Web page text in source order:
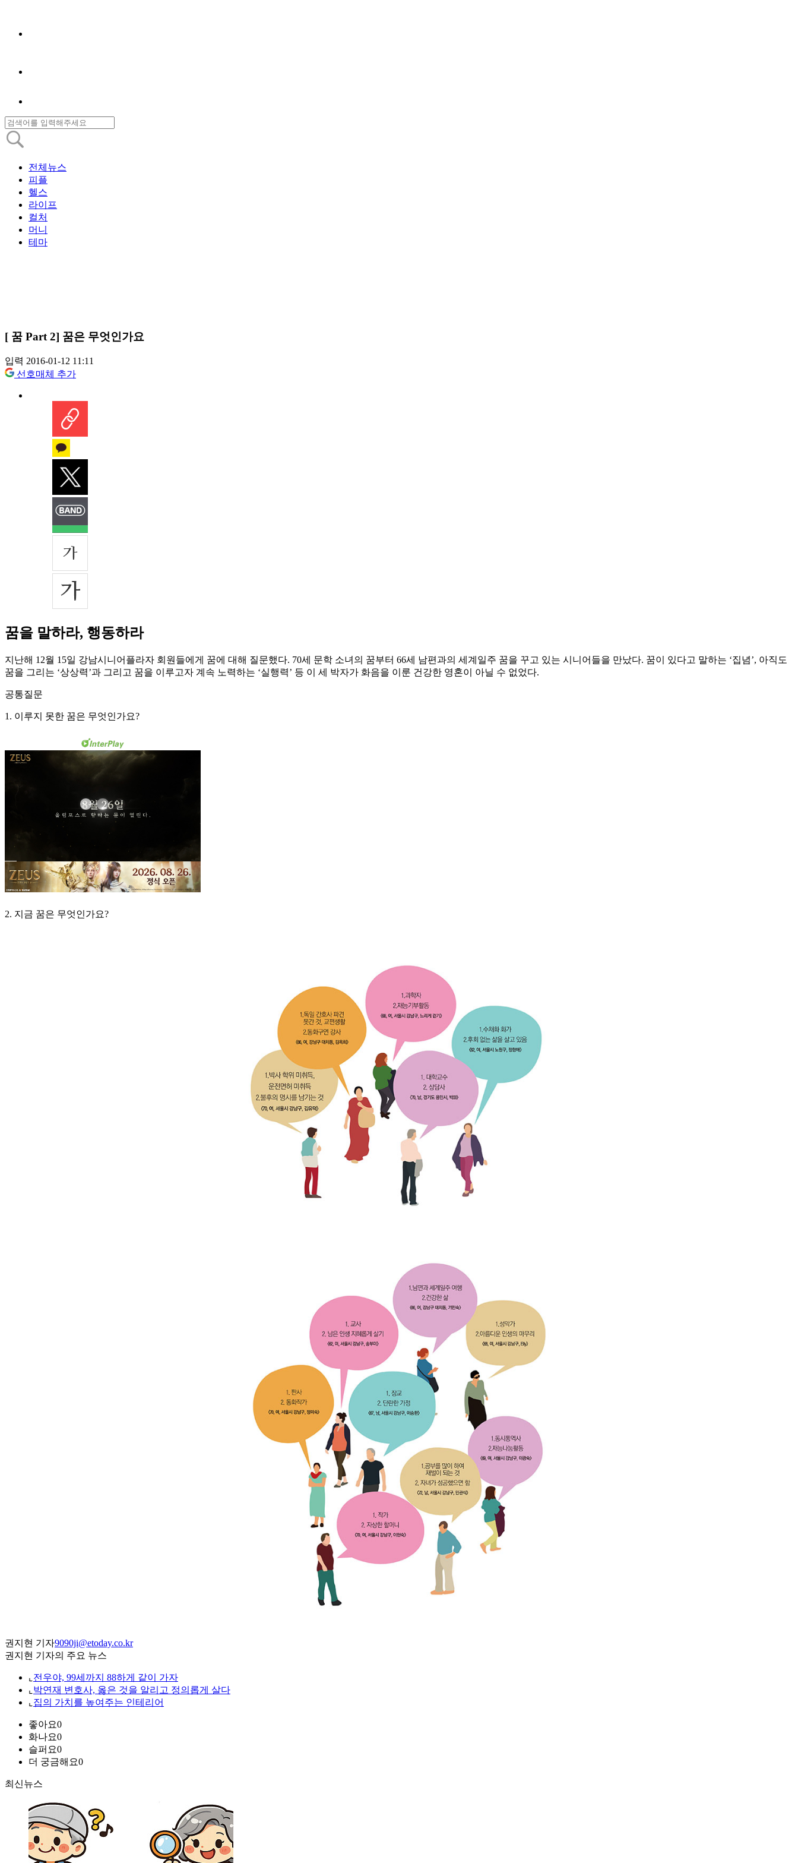
전체뉴스
피플
헬스
라이프
컬처
머니
테마
[ 꿈 Part 2] 꿈은 무엇인가요
입력 2016-01-12 11:11
선호매체 추가
꿈을 말하라, 행동하라
지난해 12월 15일 강남시니어플라자 회원들에게 꿈에 대해 질문했다. 70세 문학 소녀의 꿈부터 66세 남편과의 세계일주 꿈을 꾸고 있는 시니어들을 만났다. 꿈이 있다고 말하는 ‘집념’, 아직도
꿈을 그리는 ‘상상력’과 그리고 꿈을 이루고자 계속 노력하는 ‘실행력’ 등 이 세 박자가 화음을 이룬 건강한 영혼이 아닐 수 없었다.
공통질문
1. 이루지 못한 꿈은 무엇인가요?
2. 지금 꿈은 무엇인가요?
권지현 기자9090ji@etoday.co.kr
권지현 기자의 주요 뉴스
⌞ 전우야, 99세까지 88하게 같이 가자
⌞ 박연재 변호사, 옳은 것을 알리고 정의롭게 살다
⌞ 집의 가치를 높여주는 인테리어
좋아요0
화나요0
슬퍼요0
더 궁금해요0
최신뉴스